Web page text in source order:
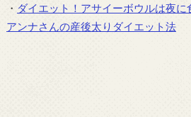
・ ダイエット！アサイーボウルは夜
アンナさんの産後太りダイエット法